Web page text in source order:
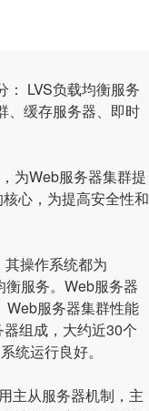
： LVS负载均衡服务
、缓存服务器、即时
为Web服务器集群提
心，为提高安全性和
操作系统都为
衡服务。Web服务器
Web服务器集群性能
组成，大约近30个
统运行良好。
主从服务器机制，主